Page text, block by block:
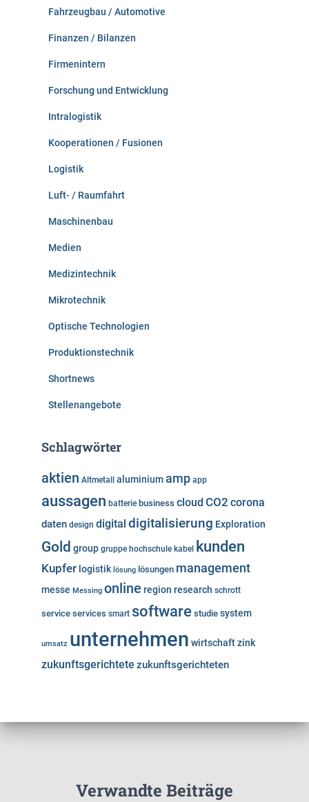
Fahrzeugbau / Automotive
Finanzen / Bilanzen
Firmenintern
Forschung und Entwicklung
Intralogistik
Kooperationen / Fusionen
Logistik
Luft- / Raumfahrt
Maschinenbau
Medien
Medizintechnik
Mikrotechnik
Optische Technologien
Produktionstechnik
Shortnews
Stellenangebote
Schlagwörter
aktien Altmetall aluminiumamp app
aussagen batterie business cloud CO2 corona
daten design digital digitalisierung Exploration
Gold group gruppe hochschule kabel kunden
Kupfer logistik lösung lösungen management
messe Messing online region research schrott
service services smart software studie system
umsatz unternehmen wirtschaftzink
zukunftsgerichtete zukunftsgerichteten
Verwandte Beiträge